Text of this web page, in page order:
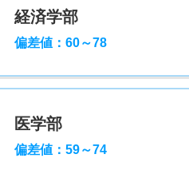
経済学部
偏差値：60～78
医学部
偏差値：59～74